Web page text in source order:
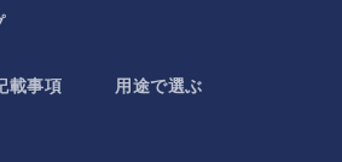
載事項 用途で選ぶ